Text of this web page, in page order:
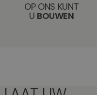
OP ONS KUNT
U BOUWEN